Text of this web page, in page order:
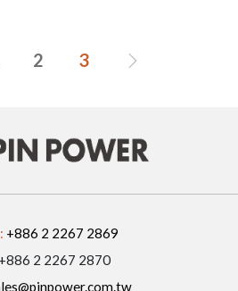
2 3
+886 2 2267 2869
+886 2 2267 2870